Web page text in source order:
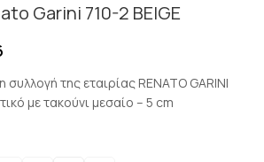
Garini 710-2 BEIGE
συλλογή της εταιρίας RENATO GARINI
με τακούνι μεσαίο – 5 cm